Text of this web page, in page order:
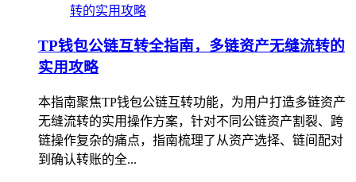
TP钱包公链互转全指南，多链资产无缝流转的
实用攻略
本指南聚焦TP钱包公链互转功能，为用户打造多链资产
无缝流转的实用操作方案，针对不同公链资产割裂、跨
链操作复杂的痛点，指南梳理了从资产选择、链间配对
到确认转账的全...